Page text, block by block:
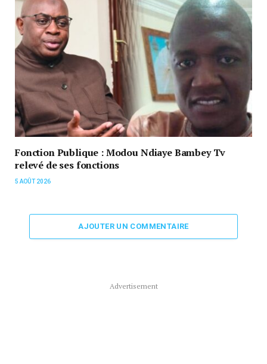
Fonction Publique : Modou Ndiaye Bambey Tv
relevé de ses fonctions
5 AOÛT 2026
AJOUTER UN COMMENTAIRE
Advertisement